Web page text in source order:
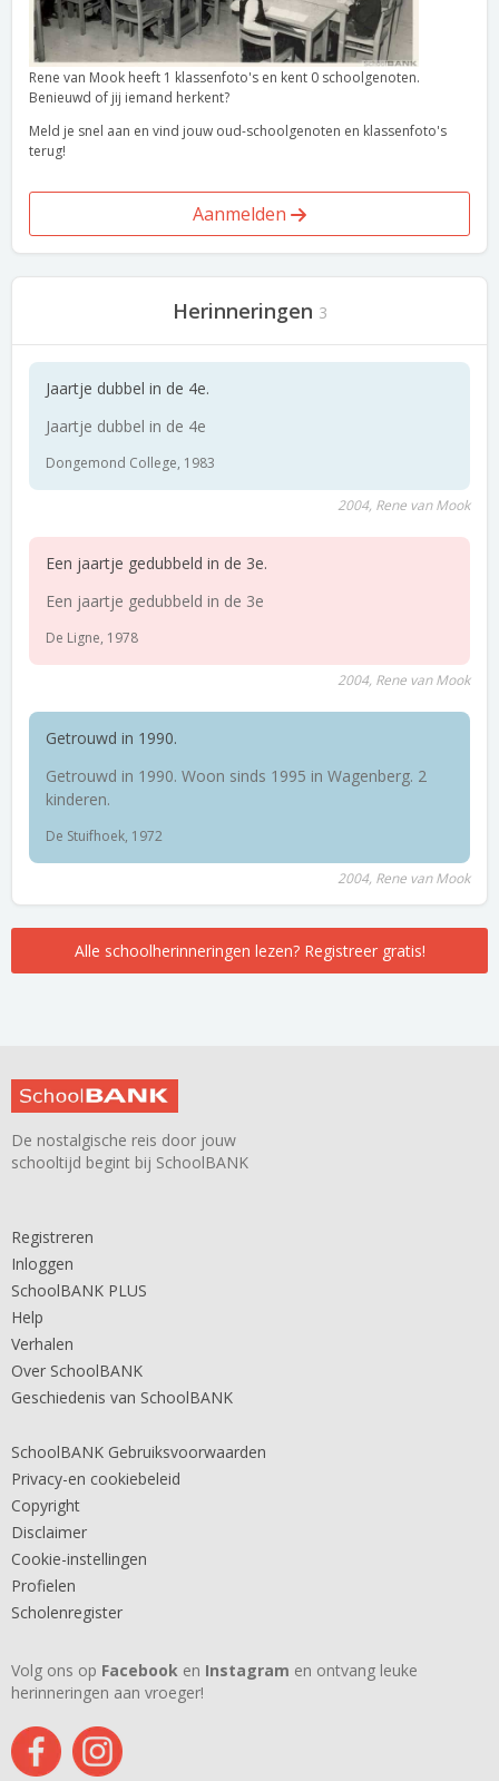
Rene van Mook heeft 1 klassenfoto's en kent 0 schoolgenoten.
Benieuwd of jij iemand herkent?
Meld je snel aan en vind jouw oud-schoolgenoten en klassenfoto's
terug!
Aanmelden
Herinneringen 3
Jaartje dubbel in de 4e.
Jaartje dubbel in de 4e
Dongemond College, 1983
2004, Rene van Mook
Een jaartje gedubbeld in de 3e.
Een jaartje gedubbeld in de 3e
De Ligne, 1978
2004, Rene van Mook
Getrouwd in 1990.
Getrouwd in 1990. Woon sinds 1995 in Wagenberg. 2
kinderen.
De Stuifhoek, 1972
2004, Rene van Mook
Alle schoolherinneringen lezen? Registreer gratis!
De nostalgische reis door jouw
schooltijd begint bij SchoolBANK
Registreren
Inloggen
SchoolBANK PLUS
Help
Verhalen
Over SchoolBANK
Geschiedenis van SchoolBANK
SchoolBANK Gebruiksvoorwaarden
Privacy-en cookiebeleid
Copyright
Disclaimer
Cookie-instellingen
Profielen
Scholenregister
Volg ons op Facebook en Instagram en ontvang leuke
herinneringen aan vroeger!